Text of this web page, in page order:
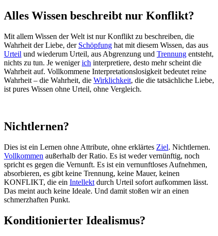
Alles Wissen beschreibt nur Konflikt?
Mit allem Wissen der Welt ist nur Konflikt zu beschreiben, die
Wahrheit der Liebe, der Schöpfung hat mit diesem Wissen, das aus
Urteil und wiederum Urteil, aus Abgrenzung und Trennung entsteht,
nichts zu tun. Je wenigerich interpretiere, desto mehr scheint die
Wahrheit auf. Vollkommene Interpretationslosigkeit bedeutet reine
Wahrheit – die Wahrheit, die Wirklichkeit, die die tatsächliche Liebe,
ist pures Wissen ohne Urteil, ohne Vergleich.
Nichtlernen?
Dies ist ein Lernen ohne Attribute, ohne erklärtes Ziel. Nichtlernen.
Vollkommen außerhalb der Ratio. Es ist weder vernünftig, noch
spricht es gegen die Vernunft. Es ist ein vernunftloses Aufnehmen,
absorbieren, es gibt keine Trennung, keine Mauer, keinen
KONFLIKT, die ein Intellekt durch Urteil sofort aufkommen lässt.
Das meint auch keine Ideale. Und damit stoßen wir an einen
schmerzhaften Punkt.
Konditionierter Idealismus?